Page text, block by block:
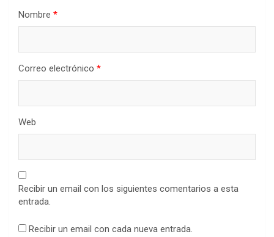
Nombre *
Correo electrónico *
Web
Recibir un email con los siguientes comentarios a esta
entrada.
Recibir un email con cada nueva entrada.